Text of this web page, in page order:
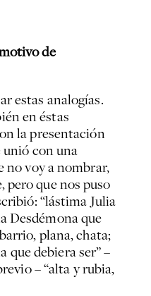
de
estas analogías.
en éstas
la presentación
unió con una
voy a nombrar,
pero que nos puso
“lástima Julia
Desdémona que
plana, chata;
que debiera ser” –
– “alta y rubia,